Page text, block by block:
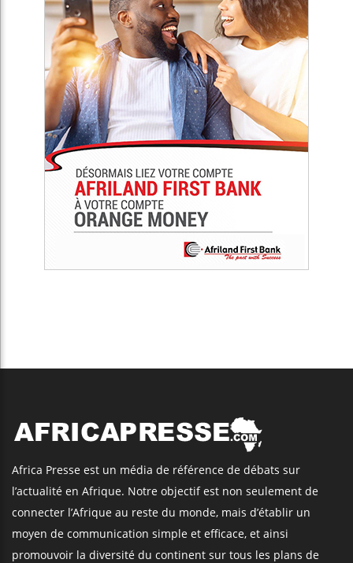
Africa Presse est un média de référence de débats sur
l’actualité en Afrique. Notre objectif est non seulement de
connecter l’Afrique au reste du monde, mais d’établir un
moyen de communication simple et efficace, et ainsi
promouvoir la diversité du continent sur tous les plans de